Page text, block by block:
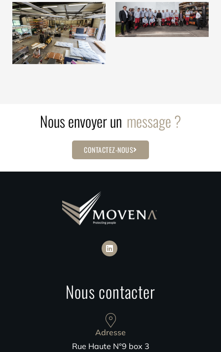
Nous envoyer un message ?
CONTACTEZ-NOUS
L
i
n
n
Nous contacter
Adresse
Rue Haute N°9 box 3